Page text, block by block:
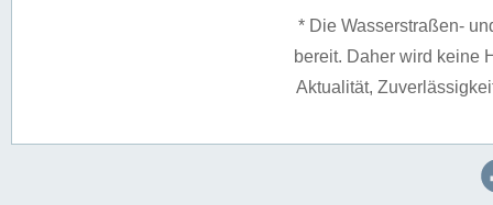
* Die Wasserstraßen-
bereit. Daher wird keine
Aktualität,